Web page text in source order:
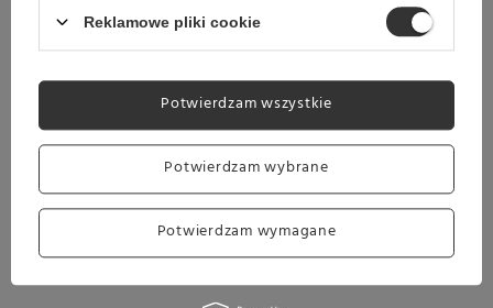
Reklamowe pliki cookie
Potwierdzam wybrane
Potwierdzam wymagane
Potwierdzam wszystkie